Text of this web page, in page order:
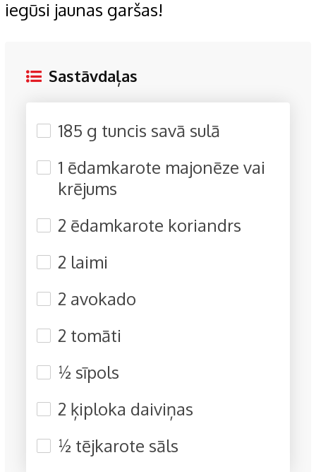
iegūsi jaunas garšas!
Sastāvdaļas
185 g tuncis savā sulā
1 ēdamkarote majonēze vai
krējums
2 ēdamkarote koriandrs
2 laimi
2 avokado
2 tomāti
½ sīpols
2 ķiploka daiviņas
½ tējkarote sāls